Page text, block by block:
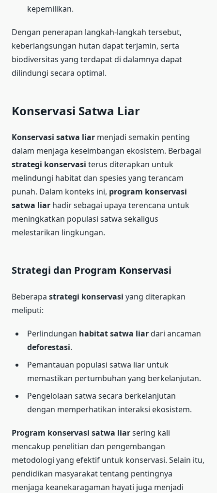
kepemilikan.
Dengan penerapan langkah-langkah tersebut,
keberlangsungan hutan dapat terjamin, serta
biodiversitas yang terdapat di dalamnya dapat
dilindungi secara optimal.
Konservasi Satwa Liar
Konservasi satwa liar menjadi semakin penting
dalam menjaga keseimbangan ekosistem. Berbagai
strategi konservasi terus diterapkan untuk
melindungi habitat dan spesies yang terancam
punah. Dalam konteks ini, program konservasi
satwa liar hadir sebagai upaya terencana untuk
meningkatkan populasi satwa sekaligus
melestarikan lingkungan.
Strategi dan Program Konservasi
Beberapa strategi konservasi yang diterapkan
meliputi:
Perlindungan habitat satwa liardari ancaman
deforestasi.
Pemantauan populasi satwa liar untuk
memastikan pertumbuhan yang berkelanjutan.
Pengelolaan satwa secara berkelanjutan
dengan memperhatikan interaksi ekosistem.
Program konservasi satwa liarsering kali
mencakup penelitian dan pengembangan
metodologi yang efektif untuk konservasi. Selain itu,
pendidikan masyarakat tentang pentingnya
menjaga keanekaragaman hayati juga menjadi